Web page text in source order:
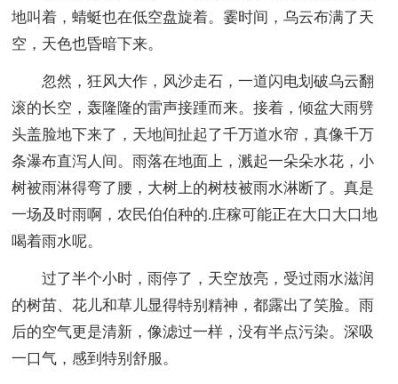
地叫着，蜻蜓也在低空盘旋着。霎时间，乌云布满了天
空，天色也昏暗下来。
忽然，狂风大作，风沙走石，一道闪电划破乌云翻
滚的长空，轰隆隆的雷声接踵而来。接着，倾盆大雨劈
头盖脸地下来了，天地间扯起了千万道水帘，真像千万
条瀑布直泻人间。雨落在地面上，溅起一朵朵水花，小
树被雨淋得弯了腰，大树上的树枝被雨水淋断了。真是
一场及时雨啊，农民伯伯种的.庄稼可能正在大口大口地
喝着雨水呢。
过了半个小时，雨停了，天空放亮，受过雨水滋润
的树苗、花儿和草儿显得特别精神，都露出了笑脸。雨
后的空气更是清新，像滤过一样，没有半点污染。深吸
一口气，感到特别舒服。